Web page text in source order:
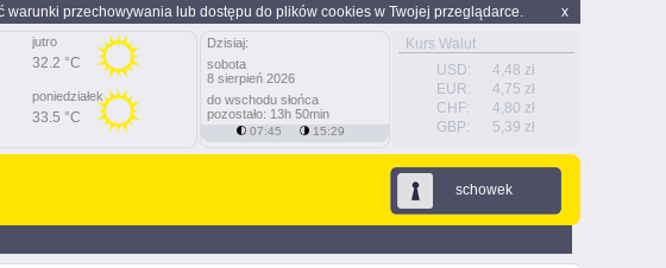
x
warunki przechowywania lub dostępu do plików cookies w Twojej przeglądarce.
Kurs Walut
USD:
4,48 zł
EUR:
4,75 zł
CHF:
4,80 zł
GBP:
5,39 zł
jutro
32.2 °C
poniedziałek
33.5 °C
Dzisiaj:
sobota
8 sierpień 2026
do wschodu słońca
pozostało: 13h 50min
07:45 15:29
schowek